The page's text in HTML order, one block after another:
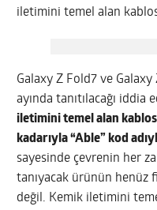
iletimini temel alan
Galaxy Z Fold7 ve
ayında tanıtılacağı iddia
iletimini temel alan
kadarıyla “Able” kod
sayesinde çevrenin her
tanıyacak ürünün henüz
değil. Kemik iletimini